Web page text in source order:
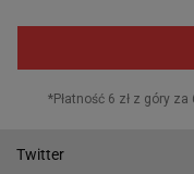
SOCIAL MEDIA
Twitter